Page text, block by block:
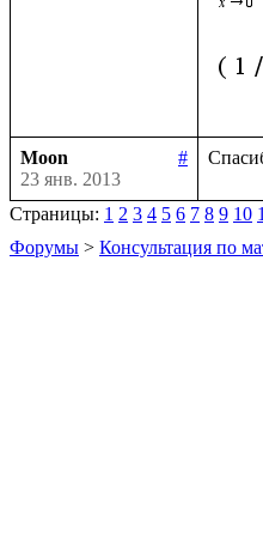
Moon
#
23 янв. 2013
Страницы: 1 2 3 4 5 6 7 8 9 10
Форумы > Консультация по